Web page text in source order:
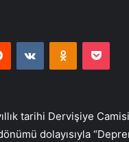
Reddit VKontakteOdnoklassniki
tarihi Dervişiye
dolayısıyla